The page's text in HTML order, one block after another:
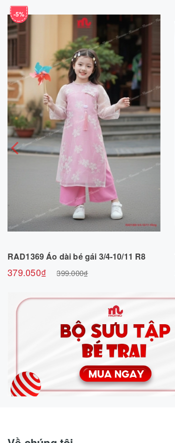
-5%
Chọn sản phẩm
RAD1369 Áo dài bé gái 3/4-10/11 R8
379.050₫ 399.000₫